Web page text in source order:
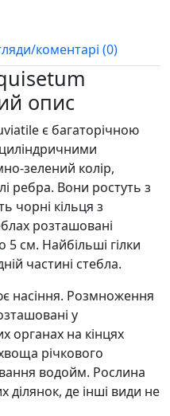
коментарі (0)
опис
є багаторічною
зелений колір,
ребра. Вони ростуть з
чорні кільця з
розташовані
5 см. Найбільші гілки
частині стебла.
насіння. Розмноження
у
органах на кінцях
річкового
водойм. Рослина
ділянок, де інші види не